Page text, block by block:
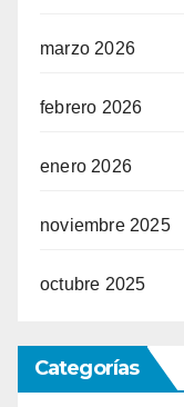
marzo 2026
febrero 2026
enero 2026
noviembre 2025
octubre 2025
Categorías